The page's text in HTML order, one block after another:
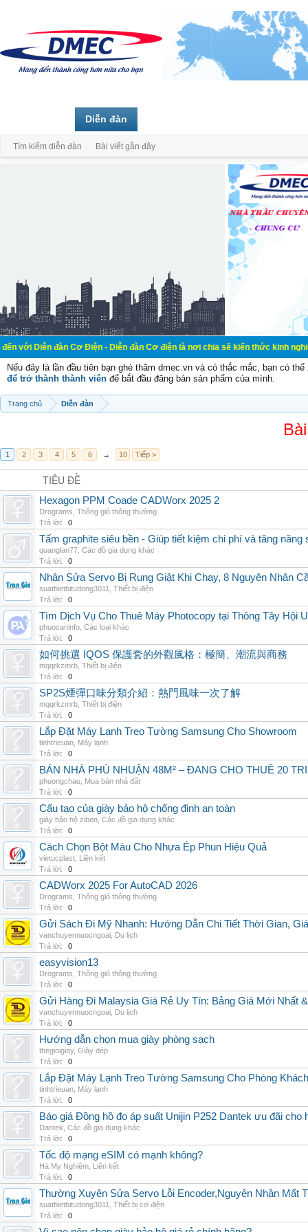
đàn Cơ Điện - Diễn đàn Cơ điện là nơi chia sẽ kiến thức kinh nghiệm
Nếu đây là lần đầu tiên bạn ghé thăm dmec.vn và có thắc mắc, bạn có
để trở thành thành viên để bắt đầu đăng bán sản phẩm của mình.
Trang chủ Diễn đàn
1 2 3 4 5 6 → 10 Tiếp >
TIÊU ĐỀ
Hexagon PPM Coade CADWorx 2025 2
Drograms Thông gió thông thường
Trả lời:
0
Tấm graphite siêu bền - Giúp tiết kiệm chi phí và tăng năng
quanglan77 Các đồ gia dụng khác
Trả lời:
0
Nhận Sửa Servo Bị Rung Giật Khi Chạy, 8 Nguyên Nhân
suathietbitudong3011
Thiết bị điện
Trả lời:
0
Tìm Dịch Vụ Cho Thuê Máy Photocopy tại Thông Tây Hội
phuocaninfo Các loại khác
Trả lời:
0
如何挑選 IQOS 保護套的外觀風格：極簡、潮流與商務
mqqrkzmrb Thiết bị điện
Trả lời:
0
SP2S煙彈口味分類介紹：熱門風味一次了解
mqqrkzmrb Thiết bị điện
Trả lời:
0
Lắp Đặt Máy Lạnh Treo Tường Samsung Cho Showroom
tinhtrieuan Máy lạnh
Trả lời:
0
BÁN NHÀ PHÚ NHUẬN 48M² – ĐANG CHO THUÊ 20
phuongchau Mua bán nhà đất
Trả lời:
0
Cấu tạo của giày bảo hộ chống đinh an toàn
giày bảo hộ ziben Các đồ gia dụng khác
Trả lời:
0
Cách Chọn Bột Màu Cho Nhựa Ép Phun Hiệu Quả
vietucplast Liên kết
Trả lời:
0
CADWorx 2025 For AutoCAD 2026
Drograms Thông gió thông thường
Trả lời:
0
Gửi Sách Đi Mỹ Nhanh: Hướng Dẫn Chi Tiết Thời Gian,
vanchuyennuocngoai Du lịch
Trả lời:
0
easyvision13
Drograms Thông gió thông thường
Trả lời:
0
Gửi Hàng Đi Malaysia Giá Rẻ Uy Tín: Bảng Giá Mới Nhất
vanchuyennuocngoai Du lịch
Trả lời:
0
Hướng dẫn chọn mua giày phòng sạch
thegioigiay, Giày dép
Trả lời:
0
Lắp Đặt Máy Lạnh Treo Tường Samsung Cho Phòng Khách
tinhtrieuan Máy lạnh
Trả lời:
0
Báo giá Đồng hồ đo áp suất Unijin P252 Dantek ưu đãi cho
Dantek Các đồ gia dụng khác
Trả lời:
0
Tốc độ mạng eSIM có mạnh không?
Hà My Nghiêm Liên kết
Trả lời:
0
Thường Xuyên Sửa Servo Lỗi Encoder,Nguyên Nhân Mất
suathietbitudong3011
Thiết bị cơ điện
Trả lời:
0
Diễn đàn
Tìm kiếm diễn đàn Bài viết gần đây